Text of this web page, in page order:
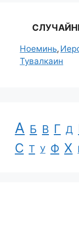
Ноеминь
Тувалкаин
А Б В Г Д
С Т У Ф Х